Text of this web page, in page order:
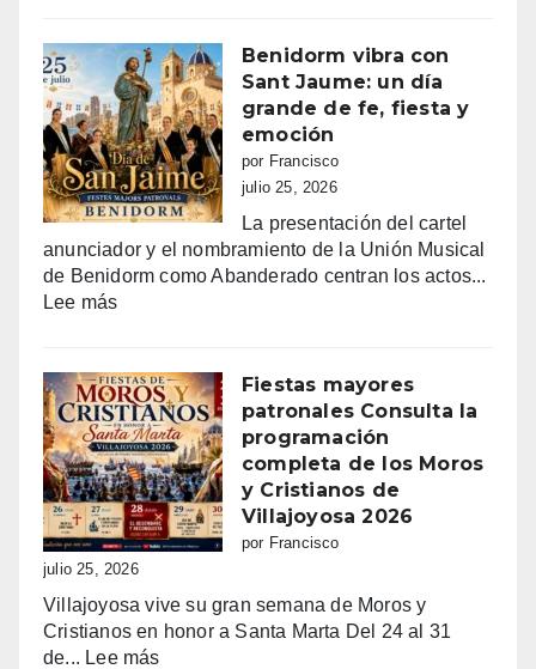
Benidorm vibra con
Sant Jaume: un día
grande de fe, fiesta y
emoción
por Francisco
julio 25, 2026
La presentación del cartel
anunciador y el nombramiento de la Unión Musical
de Benidorm como Abanderado centran los actos...
Lee más:
con
Sant
Jaume:
un
día
grande
de
fe,
y
emoción
Fiestas mayores
patronales Consulta la
programación
completa de los Moros
y Cristianos de
Villajoyosa 2026
por Francisco
julio 25, 2026
Villajoyosa vive su gran semana de Moros y
Cristianos en honor a Santa Marta Del 24 al 31
de... Lee más: